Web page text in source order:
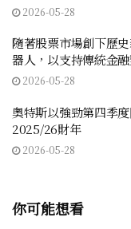
2026-05-28
隨著股票市場創下歷
器人，以支持傳統金
2026-05-28
奧特斯以強勁第四季
2025/26財年
2026-05-28
你可能想看